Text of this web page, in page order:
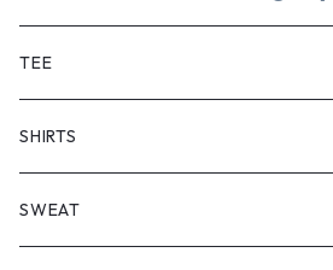
TEE
SHORT SLEEVE
LONG SLEEVE
SHIRTS
SHORT SLEEVE
SWEAT